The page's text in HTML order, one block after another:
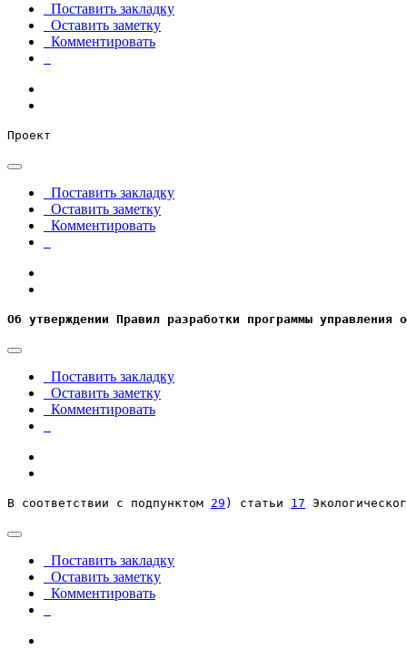
Поставить закладку
Оставить заметку
Комментировать
Проект
Поставить закладку
Оставить заметку
Комментировать
Об утверждении Правил разработки программы управления
Поставить закладку
Оставить заметку
Комментировать
В соответствии с подпунктом 29 ) статьи 17
Поставить закладку
Оставить заметку
Комментировать